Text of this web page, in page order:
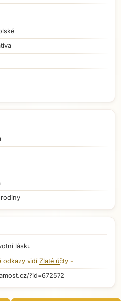
Přejít na hlavní obsah
rodiny
lásku
odkazy vidí Zlaté účty -
?id=672572